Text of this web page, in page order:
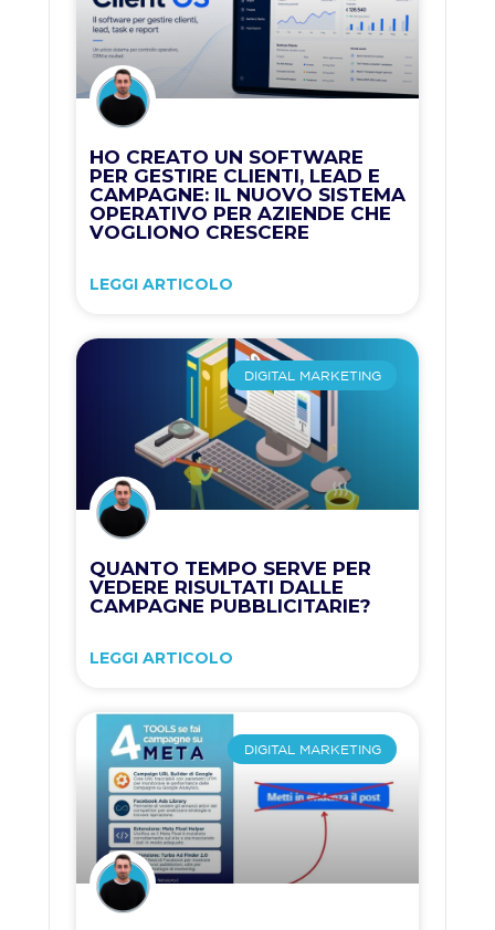
HO CREATO UN SOFTWARE
PER GESTIRE CLIENTI, LEAD E
CAMPAGNE: IL NUOVO SISTEMA
OPERATIVO PER AZIENDE CHE
VOGLIONO CRESCERE
LEGGI ARTICOLO
DIGITAL MARKETING
QUANTO TEMPO SERVE PER
VEDERE RISULTATI DALLE
CAMPAGNE PUBBLICITARIE?
LEGGI ARTICOLO
DIGITAL MARKETING